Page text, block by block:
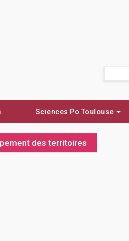
Sciences Po Toulouse
des territoires